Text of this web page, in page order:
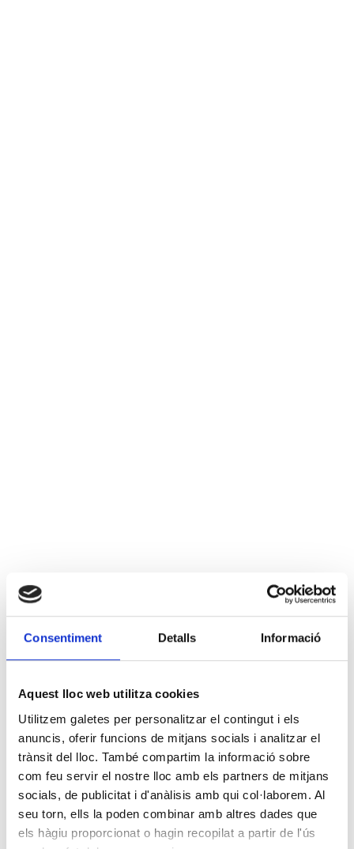
Consentiment Detalls Informació
Aquest lloc web utilitza cookies
Utilitzem galetes per personalitzar el contingut i els
anuncis, oferir funcions de mitjans socials i analitzar el
trànsit del lloc. També compartim la informació sobre
com feu servir el nostre lloc amb els partners de mitjans
socials, de publicitat i d'anàlisis amb qui col·laborem. Al
seu torn, ells la poden combinar amb altres dades que
els hàgiu proporcionat o hagin recopilat a partir de l'ús